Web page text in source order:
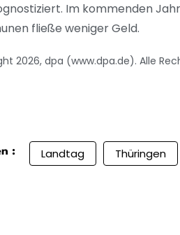
Im kommenden
fließe weniger Geld.
2026, dpa (www.dpa.de). Alle
: Landtag Thüringen